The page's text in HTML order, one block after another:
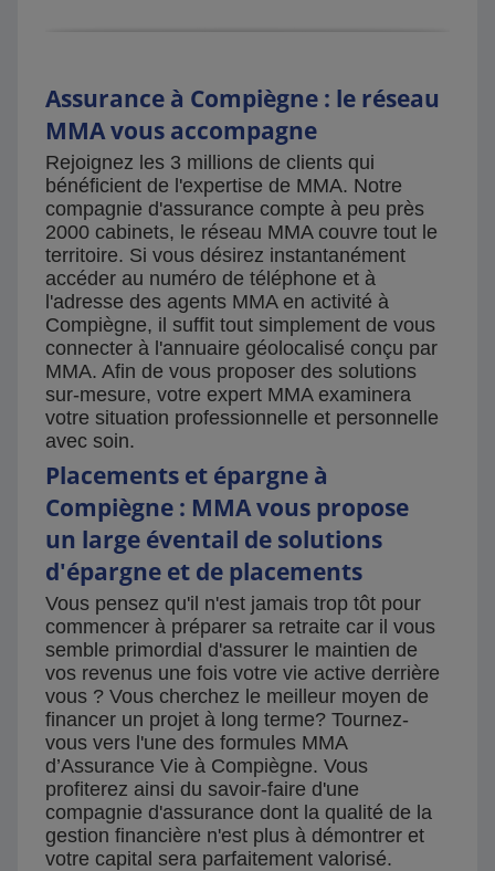
Assurance à Compiègne : le réseau
MMA vous accompagne
Rejoignez les 3 millions de clients qui
bénéficient de l'expertise de MMA. Notre
compagnie d'assurance compte à peu près
2000 cabinets, le réseau MMA couvre tout le
territoire. Si vous désirez instantanément
accéder au numéro de téléphone et à
l'adresse des agents MMA en activité à
Compiègne, il suffit tout simplement de vous
connecter à l'annuaire géolocalisé conçu par
MMA. Afin de vous proposer des solutions
sur-mesure, votre expert MMA examinera
votre situation professionnelle et personnelle
avec soin.
Placements et épargne à
Compiègne : MMA vous propose
un large éventail de solutions
d'épargne et de placements
Vous pensez qu'il n'est jamais trop tôt pour
commencer à préparer sa retraite car il vous
semble primordial d'assurer le maintien de
vos revenus une fois votre vie active derrière
vous ? Vous cherchez le meilleur moyen de
financer un projet à long terme? Tournez-
vous vers l'une des formules MMA
d’Assurance Vie à Compiègne. Vous
profiterez ainsi du savoir-faire d'une
compagnie d'assurance dont la qualité de la
gestion financière n'est plus à démontrer et
votre capital sera parfaitement valorisé.